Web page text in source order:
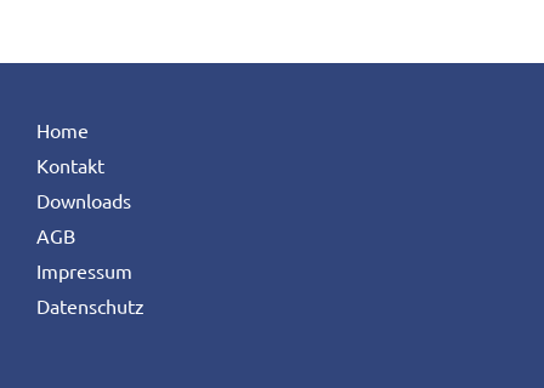
Home
Kontakt
Downloads
AGB
Impressum
Datenschutz